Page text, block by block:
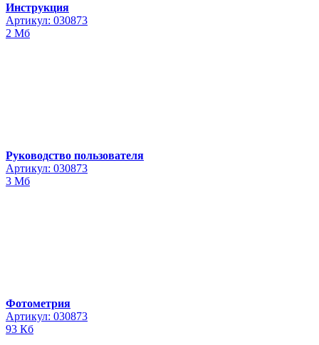
Инструкция
Артикул: 030873
2 Мб
Руководство пользователя
Артикул: 030873
3 Мб
Фотометрия
Артикул: 030873
93 Кб